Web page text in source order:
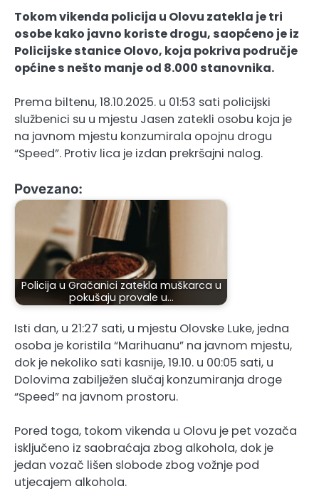
Tokom vikenda policija u Olovu zatekla je tri
osobe kako javno koriste drogu, saopćeno je iz
Policijske stanice Olovo, koja pokriva područje
općine s nešto manje od 8.000 stanovnika.
Prema biltenu, 18.10.2025. u 01:53 sati policijski
službenici su u mjestu Jasen zatekli osobu koja je
na javnom mjestu konzumirala opojnu drogu
“Speed”. Protiv lica je izdan prekršajni nalog.
Povezano:
Policija u Gračanici zatekla muškarca u
pokušaju provale u…
Isti dan, u 21:27 sati, u mjestu Olovske Luke, jedna
osoba je koristila “Marihuanu” na javnom mjestu,
dok je nekoliko sati kasnije, 19.10. u 00:05 sati, u
Dolovima zabilježen slučaj konzumiranja droge
“Speed” na javnom prostoru.
Pored toga, tokom vikenda u Olovu je pet vozača
isključeno iz saobraćaja zbog alkohola, dok je
jedan vozač lišen slobode zbog vožnje pod
utjecajem alkohola.